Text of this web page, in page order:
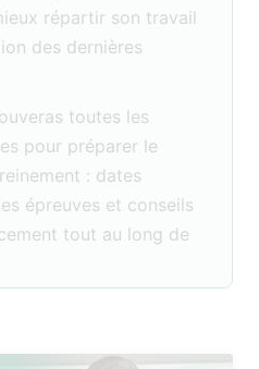
répartir son travail
des dernières
toutes les
pour préparer le
: dates
épreuves et conseils
tout au long de